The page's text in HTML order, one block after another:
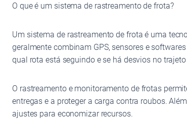
O que é um sistema de rastreamento de frota?
Um sistema de rastreamento de frota é uma
geralmente combinam GPS, sensores e
qual rota está seguindo e se há desvios no
O rastreamento e monitoramento de frotas
entregas e a proteger a carga contra roubos.
ajustes para economizar recursos.